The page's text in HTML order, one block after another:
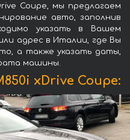
Coupe, мы предлагаем
авто, заполнив
указать в Вашем
адрес в Италии, где Вы
а также указать даты,
машины.
xDrive Coupe: